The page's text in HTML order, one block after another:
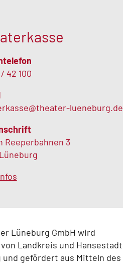
/ 42 100
lueneburg.de
Reeperbahnen 3
Lüneburg GmbH wird
Landkreis und Hansestadt
und gefördert aus Mitteln des